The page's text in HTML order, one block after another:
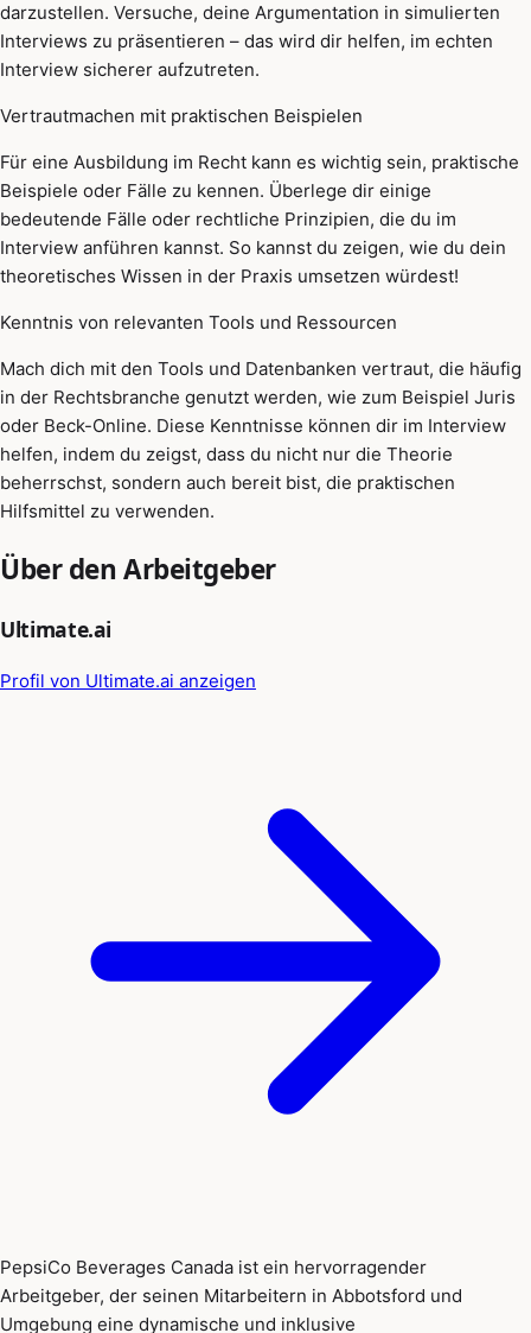
darzustellen. Versuche, deine Argumentation in simulierten
Interviews zu präsentieren – das wird dir helfen, im echten
Interview sicherer aufzutreten.
Vertrautmachen mit praktischen Beispielen
Für eine Ausbildung im Recht kann es wichtig sein, praktische
Beispiele oder Fälle zu kennen. Überlege dir einige
bedeutende Fälle oder rechtliche Prinzipien, die du im
Interview anführen kannst. So kannst du zeigen, wie du dein
theoretisches Wissen in der Praxis umsetzen würdest!
Kenntnis von relevanten Tools und Ressourcen
Mach dich mit den Tools und Datenbanken vertraut, die häufig
in der Rechtsbranche genutzt werden, wie zum Beispiel Juris
oder Beck-Online. Diese Kenntnisse können dir im Interview
helfen, indem du zeigst, dass du nicht nur die Theorie
beherrschst, sondern auch bereit bist, die praktischen
Hilfsmittel zu verwenden.
Über den Arbeitgeber
Ultimate.ai
Profil von Ultimate.ai anzeigen
PepsiCo Beverages Canada ist ein hervorragender
Arbeitgeber, der seinen Mitarbeitern in Abbotsford und
Umgebung eine dynamische und inklusive